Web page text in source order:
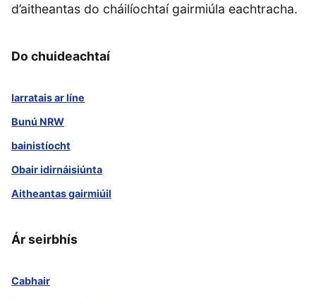
d’aitheantas do cháilíochtaí gairmiúla eachtracha.
Do chuideachtaí
Iarratais ar líne
Bunú NRW
bainistíocht
Obair idirnáisiúnta
Aitheantas gairmiúil
Ár seirbhís
Cabhair